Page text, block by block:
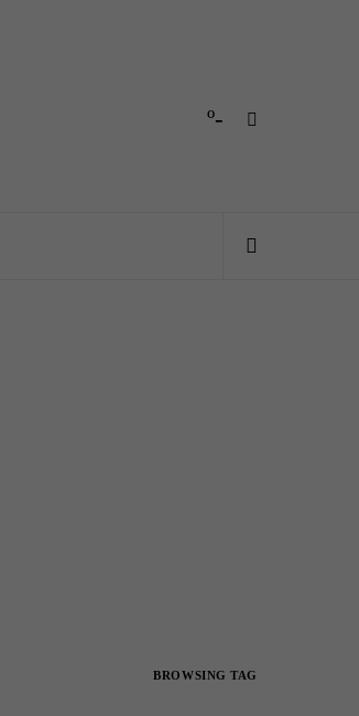
-º
BROWSING TAG